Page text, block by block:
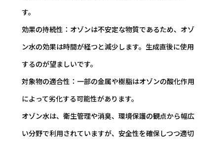
す。
効果の持続性：オゾンは不安定な物質であるため、オゾ
ン水の効果は時間が経つと減少します。生成直後に使用
するのが望ましいです。
対象物の適合性：一部の金属や樹脂はオゾンの酸化作用
によって劣化する可能性があります。
オゾン水は、衛生管理や消臭、環境保護の観点から幅広
い分野で利用されていますが、安全性を確保しつつ適切